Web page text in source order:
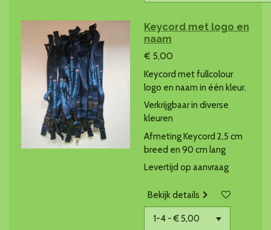
Keycord met logo en
naam
€ 5,00
Keycord met fullcolour
logo en naam in één kleur.
Verkrijgbaar in diverse
kleuren
Afmeting Keycord 2,5 cm
breed en 90 cm lang
Levertijd op aanvraag
Bekijk details